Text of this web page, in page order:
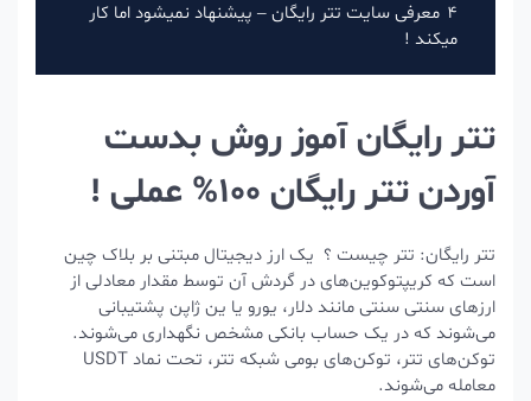
4 معرفی سایت تتر رایگان – پیشنهاد نمیشود اما کار
میکند !
تتر رایگان آموز روش بدست
آوردن تتر رایگان 100% عملی !
تتر رایگان: تتر چیست ؟ یک ارز دیجیتال مبتنی بر بلاک چین
است که کریپتوکوین‌های در گردش آن توسط مقدار معادلی از
ارزهای سنتی سنتی مانند دلار، یورو یا ین ژاپن پشتیبانی
می‌شوند که در یک حساب بانکی مشخص نگهداری می‌شوند.
توکن‌های تتر، توکن‌های بومی شبکه تتر، تحت نماد USDT
معامله می‌شوند.